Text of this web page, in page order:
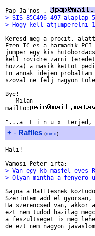
Pap Ja'nos .
> SIS 85C496-497 alaplap
> Hogy kell atjumperelni
Keresd meg a procit,
Ezen IC es a harmadik
jumper egy kis
kell rovidre zarni
hozza) a masik kettot
En annak idejen
szoval ne felj nagyon
Bye!
-- Milan
mailto:
+ - Raffles (mind)
Hali!
> Van egy kb masfel
> Olyan mintha a fenyero
Sajna a Rafflesnek
Szerintem add el gyorsan,
Ha szerencsed van,
ezt nem tudod hazilag
a feszultseget is meg
de ezt nem nagyon